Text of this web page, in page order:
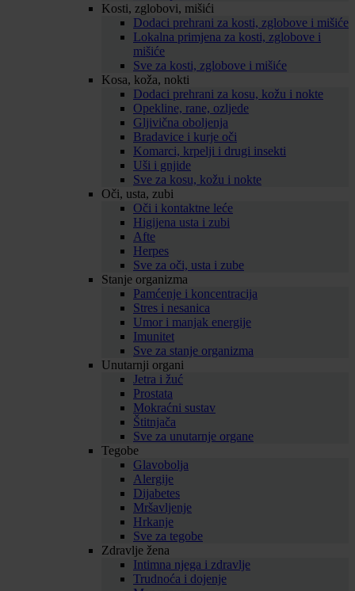
Kosti, zglobovi, mišići
Dodaci prehrani za kosti, zglobove i mišiće
Lokalna primjena za kosti, zglobove i
mišiće
Sve za kosti, zglobove i mišiće
Kosa, koža, nokti
Dodaci prehrani za kosu, kožu i nokte
Opekline, rane, ozljede
Gljivična oboljenja
Bradavice i kurje oči
Komarci, krpelji i drugi insekti
Uši i gnjide
Sve za kosu, kožu i nokte
Oči, usta, zubi
Oči i kontaktne leće
Higijena usta i zubi
Afte
Herpes
Sve za oči, usta i zube
Stanje organizma
Pamćenje i koncentracija
Stres i nesanica
Umor i manjak energije
Imunitet
Sve za stanje organizma
Unutarnji organi
Jetra i žuć
Prostata
Mokraćni sustav
Štitnjača
Sve za unutarnje organe
Tegobe
Glavobolja
Alergije
Dijabetes
Mršavljenje
Hrkanje
Sve za tegobe
Zdravlje žena
Intimna njega i zdravlje
Trudnoća i dojenje